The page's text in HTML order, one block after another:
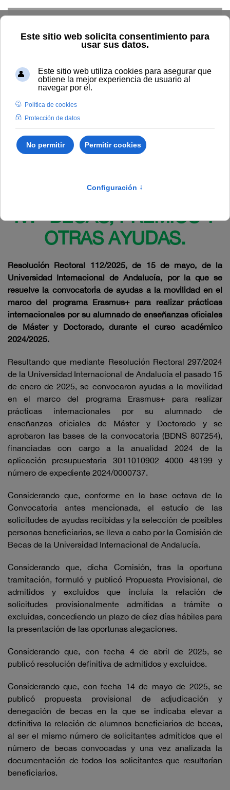
Inicio BOUNIA
Resolución Rectoral 112/2025, de 15 de
mayo, de la Universidad Internacional de Andalucía, por la que se
del programa Erasmus+ para realizar prácticas internacionales
por su alumnado de enseñanzas oficiales de Máster y Doctorado,
durante el curso académico 2024/2025.
IV. BECAS, PREMIOS Y
OTRAS AYUDAS.
Resolución Rectoral 112/2025, de 15 de mayo, de la
Universidad Internacional de Andalucía, por la que se
resuelve la convocatoria de ayudas a la movilidad en el
marco del programa Erasmus+ para realizar prácticas
internacionales por su alumnado de enseñanzas oficiales
de Máster y Doctorado, durante el curso académico
2024/2025.
Resultando que mediante Resolución Rectoral 297/2024
de la Universidad Internacional de Andalucía el pasado 15
de enero de 2025, se convocaron ayudas a la movilidad
en el marco del programa Erasmus+ para realizar
prácticas internacionales por su alumnado de
enseñanzas oficiales de Máster y Doctorado y se
aprobaron las bases de la convocatoria (BDNS 807254),
financiadas con cargo a la anualidad 2024 de la
aplicación presupuestaria 3011010902 4000 48199 y
número de expediente 2024/0000737.
Considerando que, conforme en la base octava de la
Convocatoria antes mencionada, el estudio de las
solicitudes de ayudas recibidas y la selección de posibles
personas beneficiarias, se lleva a cabo por la Comisión de
Becas de la Universidad Internacional de Andalucía.
Considerando que, dicha Comisión, tras la oportuna
tramitación, formuló y publicó Propuesta Provisional, de
admitidos y excluidos que incluía la relación de
solicitudes provisionalmente admitidas a trámite o
excluidas, concediendo un plazo de diez días hábiles para
la presentación de las oportunas alegaciones.
Considerando que, con fecha 4 de abril de 2025, se
publicó resolución definitiva de admitidos y excluidos.
Considerando que, con fecha 14 de mayo de 2025, se
publicó propuesta provisional de adjudicación y
denegación de becas en la que se indicaba elevar a
definitiva la relación de alumnos beneficiarios de becas,
al ser el mismo número de solicitantes admitidos que el
número de becas convocadas y una vez analizada la
documentación de todos los solicitantes que resultarían
beneficiarios.